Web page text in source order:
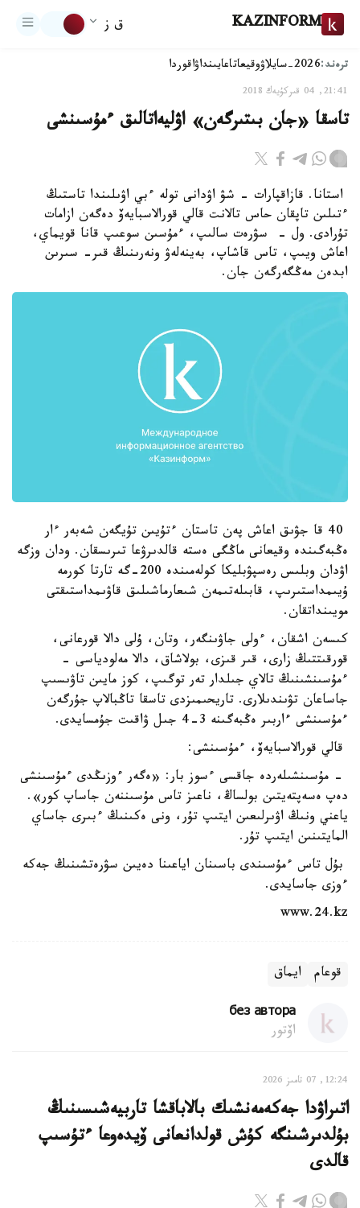
KAZINFORM ق ز
ترەند:2026-سايلاۋ وقيعاتاعايىنداۋاقوردا
21:41, 04 قىركۇيەك 2018
تاسقا «جان بىتىرگەن» اۋليەاتالىق ءمۇسىنشى
استانا. قازاقپارات - شۋ اۋدانى تولە ءبي اۋىلىندا تاستىڭ
ءتىلىن تاپقان حاس تالانت قالي قورالاسبايەۆ دەگەن ازامات
تۇرادى. ول - سۋرەت سالىپ، ءمۇسىن سوعىپ قانا قويماي،
اعاش ويىپ، تاس قاشاپ، بەينەلەۋ ونەرىنىڭ قىر- سىرىن
ابدەن مەڭگەرگەن جان.
40 قا جۋىق اعاش پەن تاستان ءتۇيىن تۇيگەن شەبەر ءار
ەڭبەگىندە وقيعانى ماڭگى ەستە قالدىرۋعا تىرىسقان. ودان وزگە
اۋدان وبلىس رەسپۋبليكا كولەمىندە 200-گە تارتا كورمە
ۇيىمداستىرىپ، قابىلەتىمەن شىعارماشىلىق قاۋىمداستىقتى
مويىنداتقان.
كىسەن اشقان، ءولى جاۋىنگەر، وتان، ۇلى دالا قورعانى،
قورقىتتىڭ زارى، قىر قىزى، بولاشاق، دالا مەلودياسى -
ءمۇسىنشىنىڭ تالاي جىلدار تەر توگىپ، كوز مايىن تاۋىسىپ
جاساعان تۋىندىلارى. تاريحىمىزدى تاسقا تاڭبالاپ جۇرگەن
ءمۇسىنشى ءاربىر ەڭبەگىنە 3-4 جىل ۋاقىت جۇمسايدى.
قالي قورالاسبايەۆ، ءمۇسىنشى:
- مۇسىنشىلەردە جاقسى ءسوز بار: «ەگەر ءوزىڭدى ءمۇسىنشى
دەپ ەسەپتەيتىن بولساڭ، ناعىز تاس مۇسىننەن جاساپ كور».
ياعني ونىڭ اۋىرلىعىن ايتىپ تۇر، ونى ەكىنىڭ ءبىرى جاساي
المايتىنىن ايتىپ تۇر.
بۇل تاس ءمۇسىندى باسىنان اياعىنا دەيىن سۋرەتشىنىڭ جەكە
ءوزى جاسايدى.
www.24.kz
قوعام ايماق
без автора
اۆتور
12:24, 07 تامىز 2026
اتىراۋدا جەكەمەنشىك بالاباقشا تاربيەشىسىنىڭ
بۇلدىرشىنگە كۇش قولدانعانى ۆيدەوعا ءتۇسىپ
قالدى